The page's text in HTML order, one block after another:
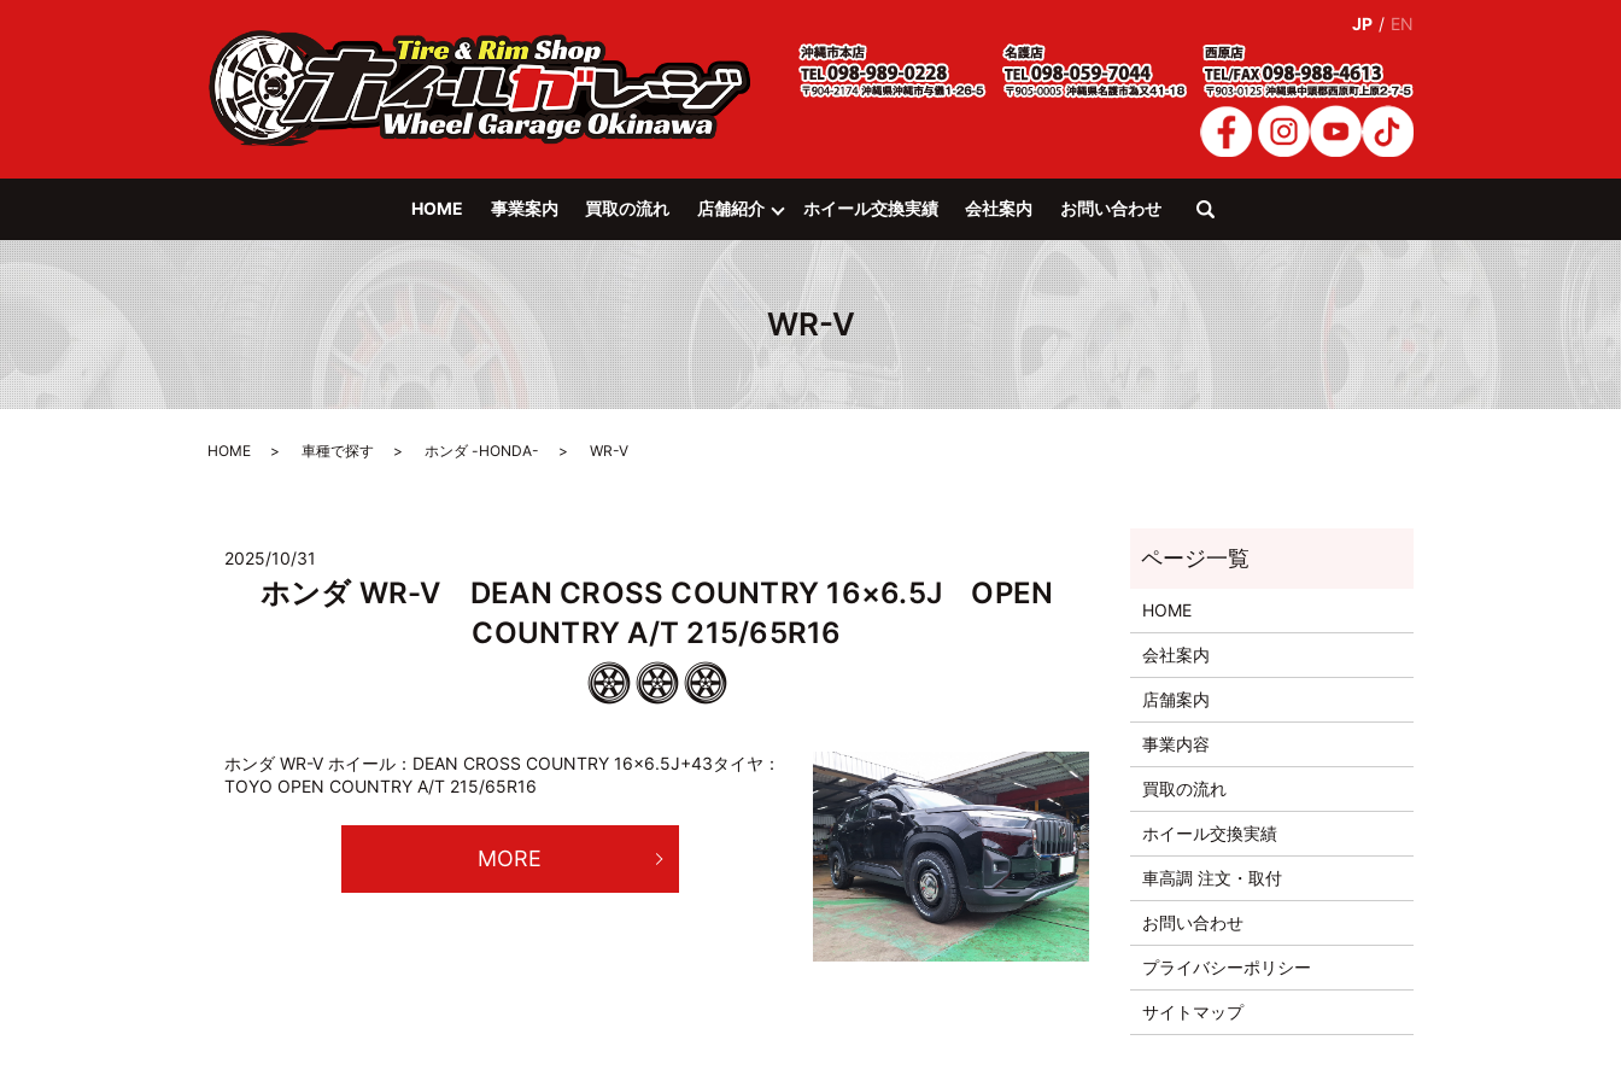
JP / EN
HOME 事業案内 買取の流れ 店舗紹介 ホイール交換実績 会社案内 お問い合わせ
search
WR-V
HOME 車種で探す ホンダ -HONDA- WR-V
2025/10/31
ホンダ WR-V DEAN CROSS COUNTRY 16×6.5J OPEN
COUNTRY A/T 215/65R16
ホンダ WR-V ホイール：DEAN CROSS COUNTRY 16×6.5J+43タイヤ：
TOYO OPEN COUNTRY A/T 215/65R16
MORE
HOME
会社案内
店舗案内
事業内容
買取の流れ
ホイール交換実績
車高調 注文・取付
お問い合わせ
プライバシーポリシー
サイトマップ